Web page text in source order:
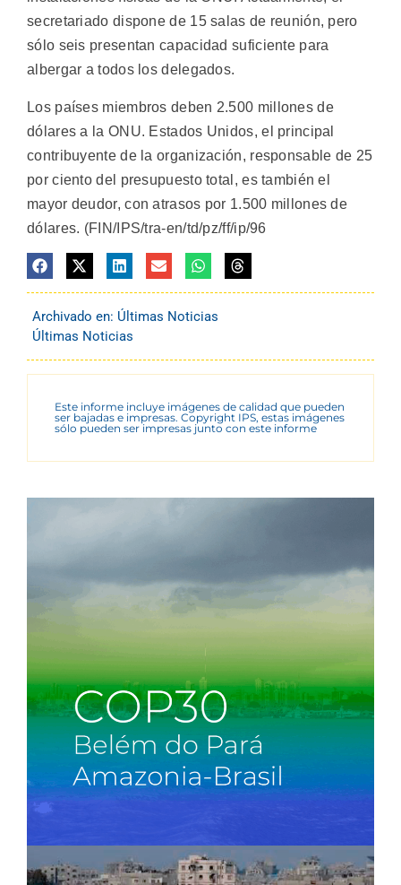
secretariado dispone de 15 salas de reunión, pero
sólo seis presentan capacidad suficiente para
albergar a todos los delegados.
Los países miembros deben 2.500 millones de
dólares a la ONU. Estados Unidos, el principal
contribuyente de la organización, responsable de 25
por ciento del presupuesto total, es también el
mayor deudor, con atrasos por 1.500 millones de
dólares. (FIN/IPS/tra-en/td/pz/ff/ip/96
Archivado en: Últimas Noticias
Últimas Noticias
Este informe incluye imágenes de calidad que pueden
ser bajadas e impresas. Copyright IPS, estas imágenes
sólo pueden ser impresas junto con este informe